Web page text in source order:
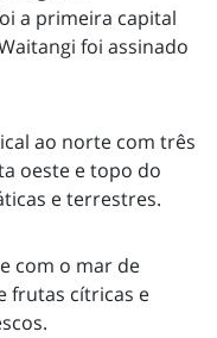
a primeira capital
foi assinado
ao norte com três
oeste e topo do
e terrestres.
com o mar de
frutas cítricas e